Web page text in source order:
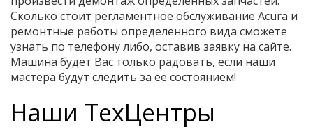
Сколько стоит регламентное обслуживание Acura и
ремонтные работы определенного вида сможете
узнать по телефону либо, оставив заявку на сайте.
Машина будет Вас только радовать, если наши
мастера будут следить за ее состоянием!
Наши ТехЦентры